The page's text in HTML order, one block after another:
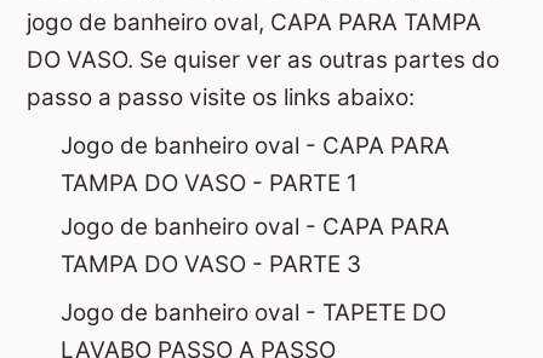
jogo de banheiro oval, CAPA PARA TAMPA
DO VASO. Se quiser ver as outras partes do
passo a passo visite os links abaixo:
Jogo de banheiro oval - CAPA PARA
TAMPA DO VASO - PARTE 1
Jogo de banheiro oval - CAPA PARA
TAMPA DO VASO - PARTE 3
Jogo de banheiro oval - TAPETE DO
LAVABO PASSO A PASSO